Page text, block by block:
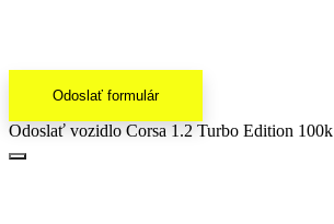
Odoslať formulár
Odoslať vozidlo Corsa 1.2 Turbo Edition